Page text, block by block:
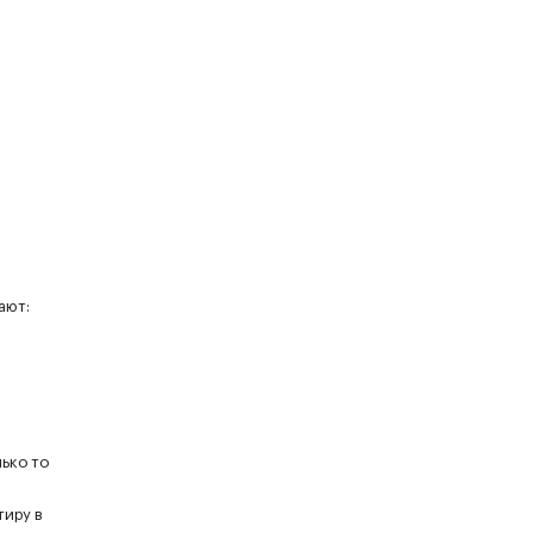
то
в